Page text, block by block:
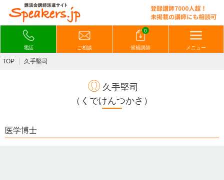
電話 ご相談
0
候補講師 メニュー
TOP 久手堅司
久手堅司
（くでけんつかさ）
医学博士